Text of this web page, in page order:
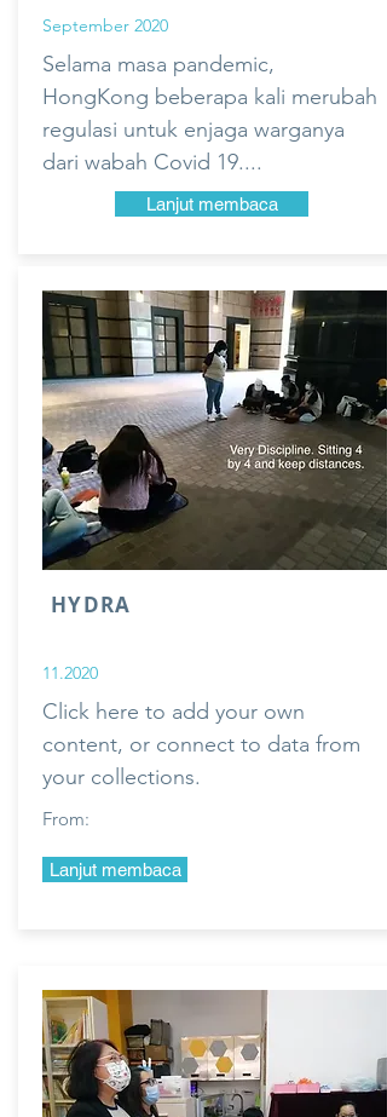
September 2020
Selama masa pandemic,
HongKong beberapa kali merubah
regulasi untuk enjaga warganya
dari wabah Covid 19....
Lanjut membaca
HYDRA
11.2020
Click here to add your own
content, or connect to data from
your collections.
From:
Lanjut membaca